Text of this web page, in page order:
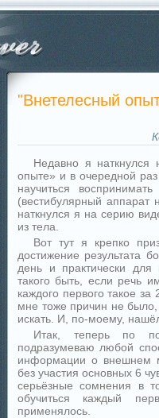
"Внетелесный
Недавно я наткнулся
опыте» и в очередной
научиться
(вестибулярный
наткнулся я на серию
из тела.
Вот тут я крепко
достижение результата
день и практически для
такого быть, если речь
каждого первого такое
мне тоже причин не
искать. И, по-моему,
Итак, теперь по
подразумеваю любой
информации о внешнем
без участия основных 6
серьёзные сомнения в
обучиться каждый
применялось.